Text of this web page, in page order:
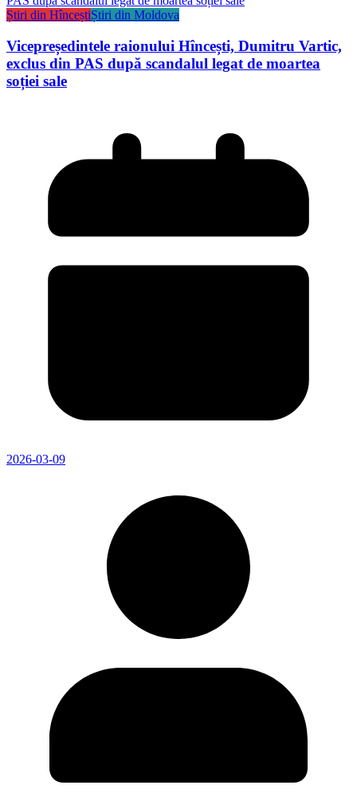
Știri din HînceștiȘtiri din Moldova
Vicepreședintele raionului Hîncești, Dumitru Vartic,
exclus din PAS după scandalul legat de moartea
soției sale
2026-03-09